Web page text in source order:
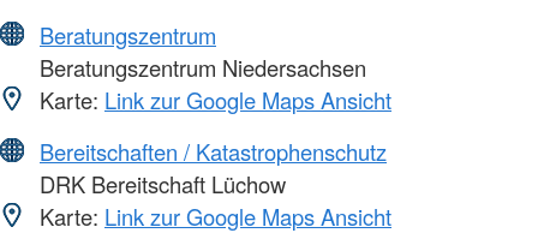
Beratungszentrum
Beratungszentrum Niedersachsen
Karte: Link zur Google Maps Ansicht
Bereitschaften / Katastrophenschutz
DRK Bereitschaft Lüchow
Karte: Link zur Google Maps Ansicht